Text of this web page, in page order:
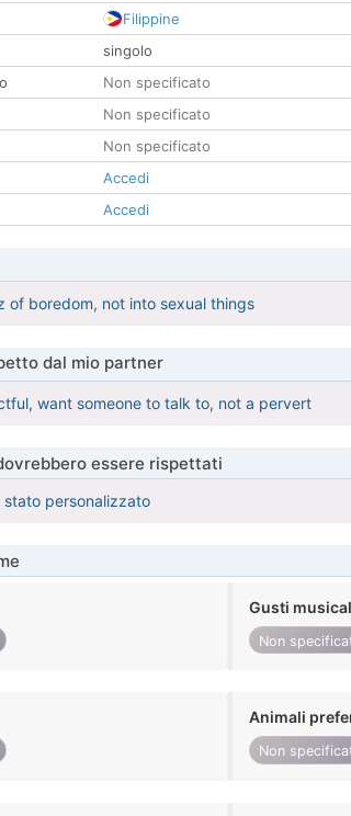
Filippine
singolo
Non specificato
Non specificato
Non specificato
Accedi
Accedi
of boredom, not into sexual things
dal mio partner
want someone to talk to, not a pervert
essere rispettati
stato personalizzato
Gusti
Non
Animali
Non